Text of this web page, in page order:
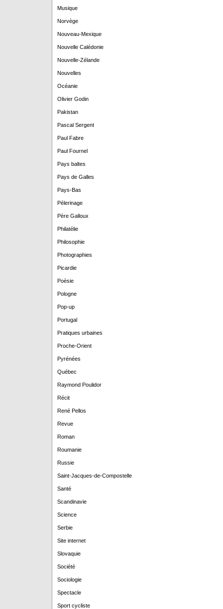
Musique
Norvège
Nouveau-Mexique
Nouvelle Calédonie
Nouvelle-Zélande
Nouvelles
Océanie
Olivier Godin
Pakistan
Pascal Sergent
Paul Fabre
Paul Fournel
Pays baltes
Pays de Galles
Pays-Bas
Pélerinage
Père Galloux
Philatélie
Philosophie
Photographies
Picardie
Poèsie
Pologne
Pop-up
Portugal
Pratiques urbaines
Proche-Orient
Pyrénées
Québec
Raymond Poulidor
Récit
René Pellos
Revue
Roman
Roumanie
Russie
Saint-Jacques-de-Compostelle
Santé
Scandinavie
Science
Serbie
Site internet
Slovaquie
Société
Sociologie
Spectacle
Sport cycliste